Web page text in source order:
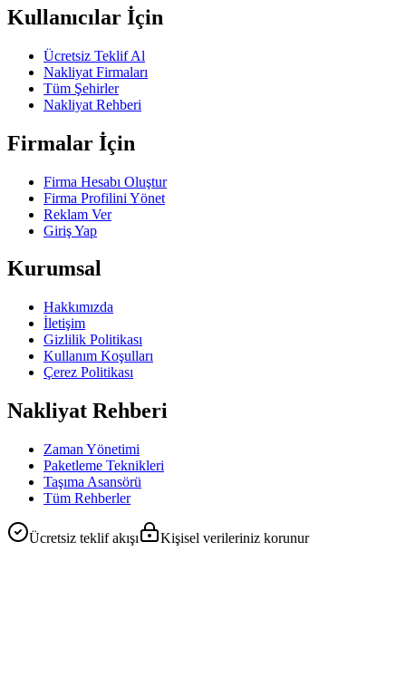
Kullanıcılar İçin
Ücretsiz Teklif Al
Nakliyat Firmaları
Tüm Şehirler
Nakliyat Rehberi
Firmalar İçin
Firma Hesabı Oluştur
Firma Profilini Yönet
Reklam Ver
Giriş Yap
Kurumsal
Hakkımızda
İletişim
Gizlilik Politikası
Kullanım Koşulları
Çerez Politikası
Nakliyat Rehberi
Zaman Yönetimi
Paketleme Teknikleri
Taşıma Asansörü
Tüm Rehberler
Ücretsiz teklif akışı Kişisel verileriniz korunur